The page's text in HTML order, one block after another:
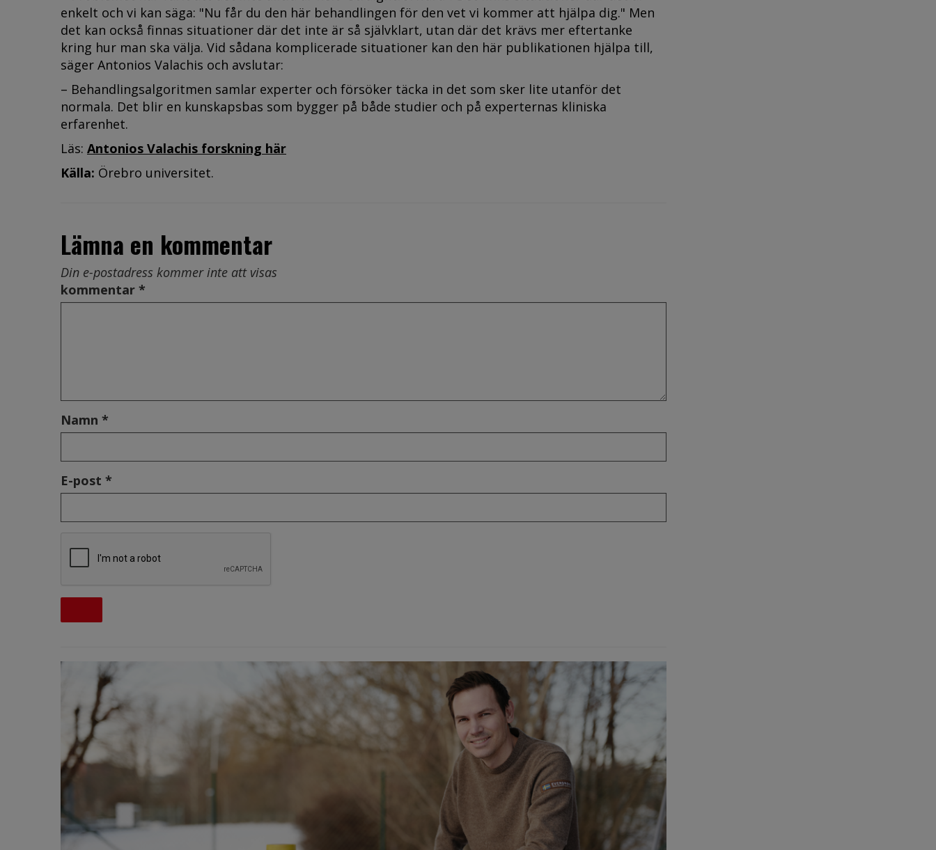
enkelt och vi kan säga: "Nu får du den här behandlingen för den vet vi kommer att hjälpa dig." Men
det kan också finnas situationer där det inte är så självklart, utan där det krävs mer eftertanke
kring hur man ska välja. Vid sådana komplicerade situationer kan den här publikationen hjälpa till,
säger Antonios Valachis och avslutar:
– Behandlingsalgoritmen samlar experter och försöker täcka in det som sker lite utanför det
normala. Det blir en kunskapsbas som bygger på både studier och på experternas kliniska
erfarenhet.
Läs: Antonios Valachis forskning här
Källa: Örebro universitet.
Lämna en kommentar
Din e-postadress kommer inte att visas
kommentar *
Namn *
E-post *